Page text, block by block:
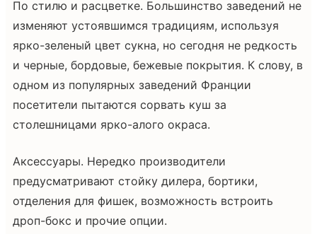
По стилю и расцветке. Большинство заведений не
изменяют устоявшимся традициям, используя
ярко-зеленый цвет сукна, но сегодня не редкость
и черные, бордовые, бежевые покрытия. К слову, в
одном из популярных заведений Франции
посетители пытаются сорвать куш за
столешницами ярко-алого окраса.
Аксессуары. Нередко производители
предусматривают стойку дилера, бортики,
отделения для фишек, возможность встроить
дроп-бокс и прочие опции.